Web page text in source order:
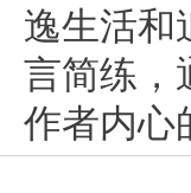
逸生活和
言简练，
作者内心